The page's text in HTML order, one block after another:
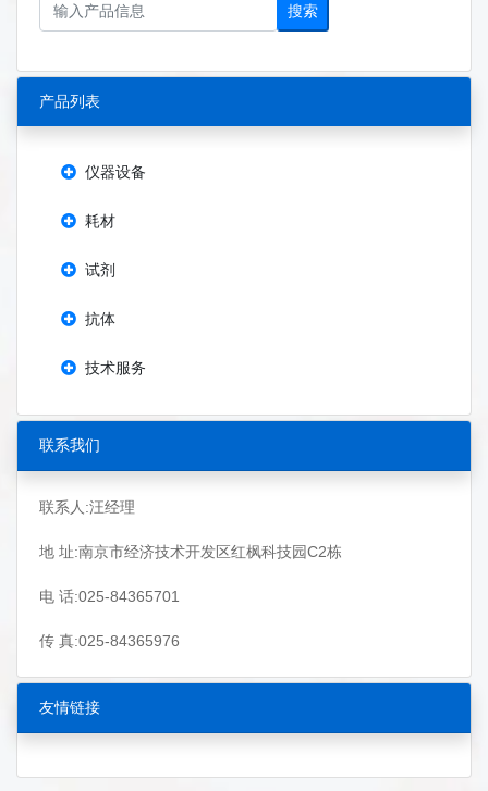
搜索
产品列表
仪器设备
耗材
试剂
抗体
技术服务
联系我们
联系人:汪经理
地 址:南京市经济技术开发区红枫科技园C2栋
电 话:025-84365701
传 真:025-84365976
友情链接